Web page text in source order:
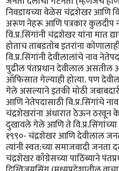
निवडायच्या वेळेस चंद्रशेखर आणि
अरूण नेहरू आणि पत्रकार कुलदीप
वि.प्र.सिंगांनी चंद्रशेखर यांना
होताच ताबडतोब इतरांना
वि.प्र.सिंगांनी देवीलालांचे नाव
पुढील पंतप्रधान देवीलाल असतील
ऑफिसात गेल्याही होत्या. पण
गेले असल्याने इतकी मोठी
आणि नेतेपदासाठी वि.प्र.सिंगांचे
चंद्रशेखरांना अंधारात ठेऊन ठरवून
दुखावले गेले आणि ते
१९९०- चंद्रशेखर आणि देवीलाल
त्यांनी स्वत:च्या समाजवादी जनता
चंद्रशेखर काँग्रेसच्या पाठिंब्याने